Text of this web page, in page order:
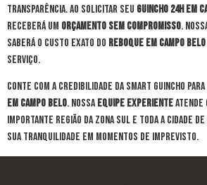
transparência. Ao solicitar seu guincho 24h em
receberá um orçamento sem compromisso.
saberá o custo exato do reboque em Campo Belo
serviço.
Conte com a credibilidade da Smart Guincho para
em Campo Belo. Nossaequipe experienteatende
importante região da Zona Sul e toda a cidade
sua tranquilidade em momentos de imprevisto.